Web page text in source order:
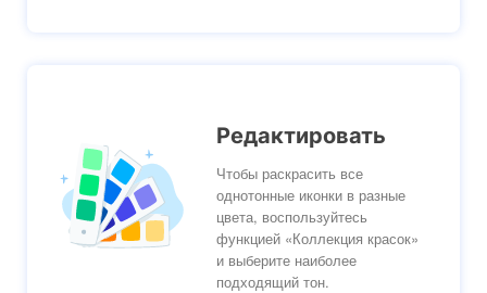
Редактировать
Чтобы раскрасить все
однотонные иконки в разные
цвета, воспользуйтесь
функцией «Коллекция красок»
и выберите наиболее
подходящий тон.